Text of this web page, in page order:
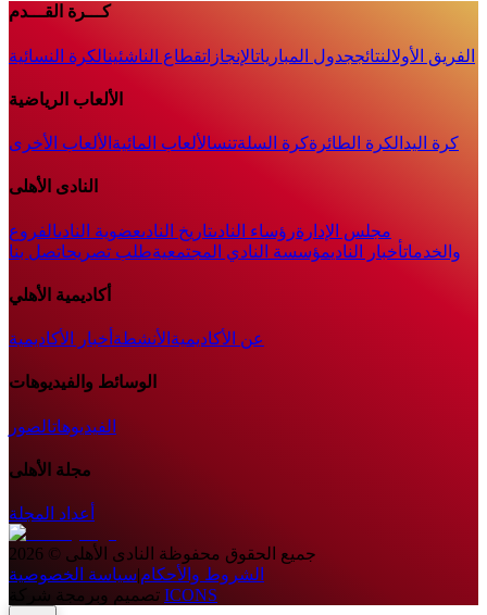
كـــرة القـــدم
الفريق الأولالنتائججدول المبارياتالإنجازاتقطاع الناشئينالكرة النسائية
الألعاب الرياضية
كرة اليد الكرة الطائرةكرة السلةتنسالألعاب المائية الألعاب الأخرى
النادى الأهلى
مجلس الإدارةرؤساء النادىتاريخ النادىعضوية النادىالفروع
والخدماتأخبار الناديمؤسسة النادي المجتمعيةطلب تصريحاتصل بنا
أكاديمية الأهلي
عن الأكاديمية الأنشطة أخبار الأكاديمية
الوسائط والفيديوهات
الفيديوهاتالصور
مجلة الأهلى
أعداد المجلة
جميع الحقوق محفوظة النادى الأهلى ©
2026
الشروط والأحكام|سياسة الخصوصية
تصميم وبرمجة شركة ICONS